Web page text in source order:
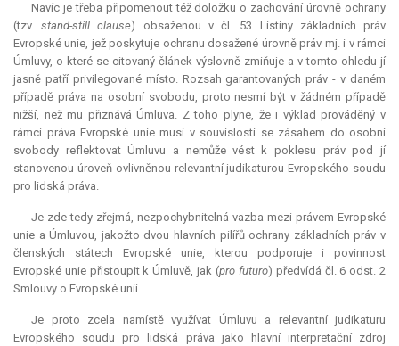
Navíc je třeba připomenout též doložku o zachování úrovně ochrany
(tzv.stand-still clause) obsaženou v čl. 53 Listiny základních práv
Evropské unie, jež poskytuje ochranu dosažené úrovně práv mj. i v rámci
Úmluvy, o které se citovaný článek výslovně zmiňuje a v tomto ohledu jí
jasně patří privilegované místo. Rozsah garantovaných práv - v daném
případě práva na osobní svobodu, proto nesmí být v žádném případě
nižší, než mu přiznává Úmluva. Z toho plyne, že i výklad prováděný v
rámci práva Evropské unie musí v souvislosti se zásahem do osobní
svobody reflektovat Úmluvu a nemůže vést k poklesu práv pod jí
stanovenou úroveň ovlivněnou relevantníjudikaturou Evropského soudu
pro lidská práva.
Je zde tedy zřejmá, nezpochybnitelná vazba mezi právem Evropské
unie a Úmluvou, jakožto dvou hlavních pilířů ochrany základních práv v
členských státech Evropské unie, kterou podporuje i povinnost
Evropské unie přistoupit k Úmluvě, jak (pro futuro) předvídá čl. 6 odst. 2
Smlouvy o Evropské unii.
Je proto zcela namístě využívat Úmluvu a relevantníjudikaturu
Evropského soudu pro lidská práva jako hlavní interpretační zdroj